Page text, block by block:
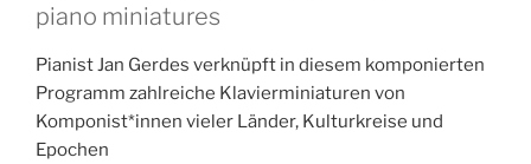
piano miniatures
Pianist Jan Gerdes verknüpft in diesem komponierten
Programm zahlreiche Klavierminiaturen von
Komponist*innen vieler Länder, Kulturkreise und
Epochen